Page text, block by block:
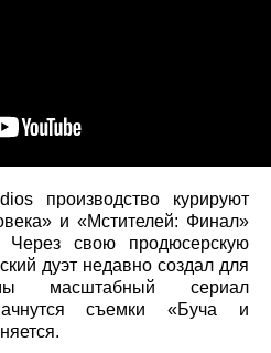
производство курируют
и «Мстителей: Финал»
свою продюсерскую
дуэт недавно создал для
масштабный сериал
съемки «Буча и